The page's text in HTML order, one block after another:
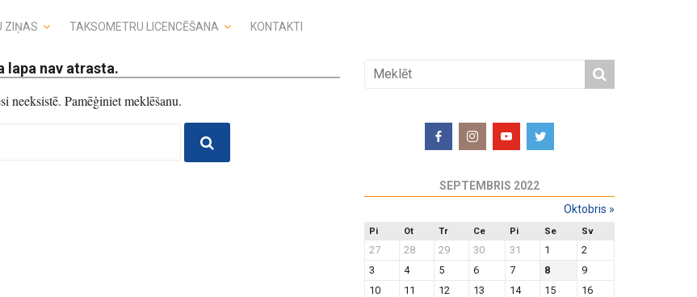
ZIŅAS TAKSOMETRU LICENCĒŠANA KONTAKTI
lapa nav atrasta.
neeksistē. Pamēģiniet meklēšanu.
SEPTEMBRIS 2022
Oktobris »
Pi Ot Tr Ce Pi Se Sv
27 28 29 30 31 1
2
3
4 5 6 7 8
9
10
11 12 13 14 15
16